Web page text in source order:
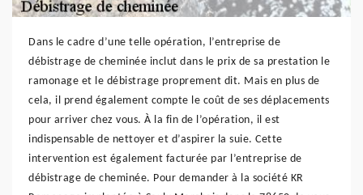
Dans le cadre d’une telle opération, l’entreprise de
débistrage de cheminée inclut dans le prix de sa prestation le
ramonage et le débistrage proprement dit. Mais en plus de
cela, il prend également compte le coût de ses déplacements
pour arriver chez vous. À la fin de l’opération, il est
indispensable de nettoyer et d’aspirer la suie. Cette
intervention est également facturée par l’entreprise de
débistrage de cheminée. Pour demander à la société KR